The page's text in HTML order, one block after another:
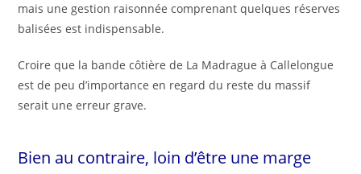
mais une gestion raisonnée comprenant quelques réserves
balisées est indispensable.
Croire que la bande côtière de La Madrague à Callelongue
est de peu d’importance en regard du reste du massif
serait une erreur grave.
Bien au contraire, loin d’être une marge